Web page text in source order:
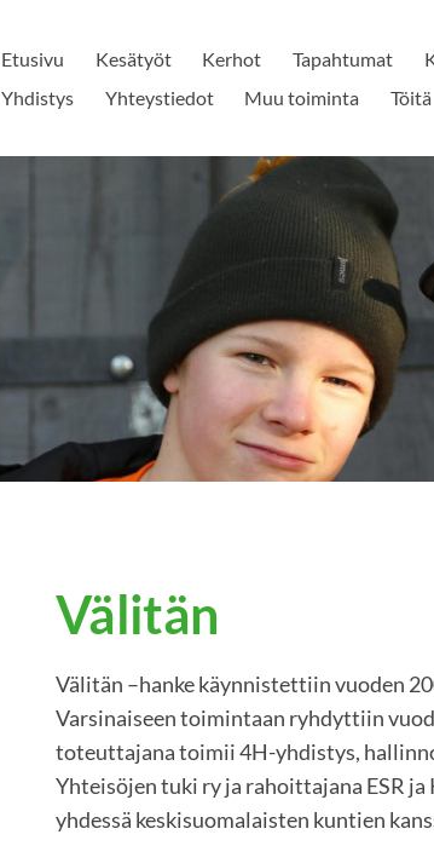
Etusivu Kesätyöt Kerhot Tapahtumat
Yhdistys
Yhteystiedot Muu toiminta Töitä
Välitän
Välitän –hanke käynnistettiin vuoden
Varsinaiseen toimintaan ryhdyttiin
toteuttajana toimii 4H-yhdistys,
Yhteisöjen tuki ry ja rahoittajana ESR ja
yhdessä keskisuomalaisten kuntien